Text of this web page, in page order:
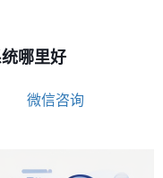
哪里好
微信咨询